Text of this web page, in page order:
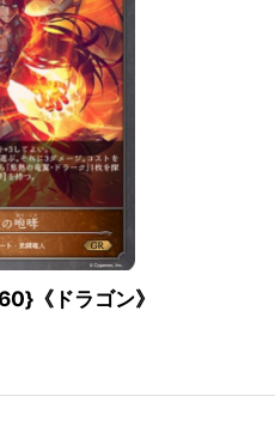
《ドラゴン》